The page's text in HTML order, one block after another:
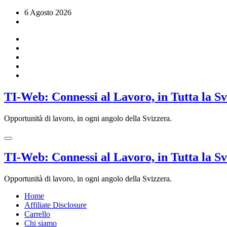
6 Agosto 2026
TI-Web: Connessi al Lavoro, in Tutta la
Opportunità di lavoro, in ogni angolo della Svizzera.
TI-Web: Connessi al Lavoro, in Tutta la
Opportunità di lavoro, in ogni angolo della Svizzera.
Home
Affiliate Disclosure
Carrello
Chi siamo